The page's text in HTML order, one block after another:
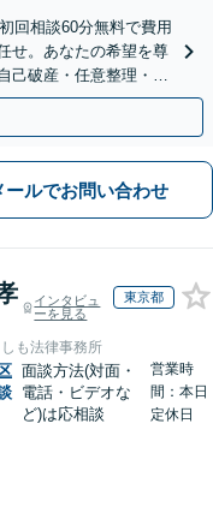
回相談60分無料で費用
せ。あなたの希望を尊
己破産・任意整理・個
ールでお問い合わせ
インタビュ
ーを見る
東京都
も法律事務所
面談方法(対面・
電話・ビデオな
ど)は応相談
営業時
間：本日
定休日